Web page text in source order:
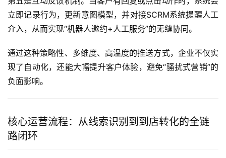
立即记录行为，更新意图模型，并对接SCRM系统提醒人工
介入，从而实现“机器人邀约+人工服务”的无缝协同。
通过这种策略性、多维度、高温度的推送方式，企业不仅实
现了自动化，还能大幅提升客户体验，避免“骚扰式营销”的
负面影响。
核心运营流程：从线索识别到到店转化的全链
路闭环